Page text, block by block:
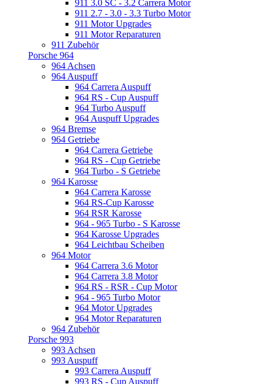
911 3.0 SC - 3.2 Carrera Motor
911 2.7 - 3.0 - 3.3 Turbo Motor
911 Motor Upgrades
911 Motor Reparaturen
911 Zubehör
Porsche 964
964 Achsen
964 Auspuff
964 Carrera Auspuff
964 RS - Cup Auspuff
964 Turbo Auspuff
964 Auspuff Upgrades
964 Bremse
964 Getriebe
964 Carrera Getriebe
964 RS - Cup Getriebe
964 Turbo - S Getriebe
964 Karosse
964 Carrera Karosse
964 RS-Cup Karosse
964 RSR Karosse
964 - 965 Turbo - S Karosse
964 Karosse Upgrades
964 Leichtbau Scheiben
964 Motor
964 Carrera 3.6 Motor
964 Carrera 3.8 Motor
964 RS - RSR - Cup Motor
964 - 965 Turbo Motor
964 Motor Upgrades
964 Motor Reparaturen
964 Zubehör
Porsche 993
993 Achsen
993 Auspuff
993 Carrera Auspuff
993 RS - Cup Auspuff